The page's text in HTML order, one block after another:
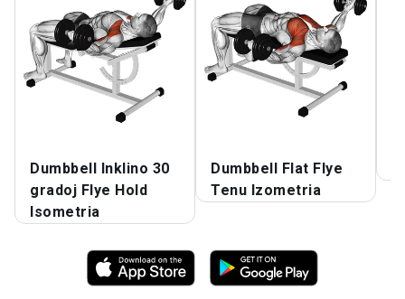
Dumbbell Inklino 30
gradoj Flye Hold
Isometria
Dumbbell Flat Flye
Tenu Izometria